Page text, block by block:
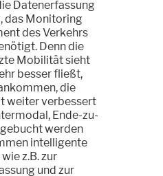
Datenerfassung
das Monitoring
des Verkehrs
Denn die
Mobilität sieht
besser fließt,
die
weiter verbessert
Ende-zu-
werden
intelligente
z.B. zur
und zur